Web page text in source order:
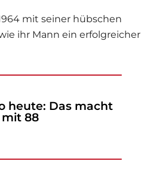
mit seiner hübschen
ihr Mann ein erfolgreicher
heute: Das macht
88